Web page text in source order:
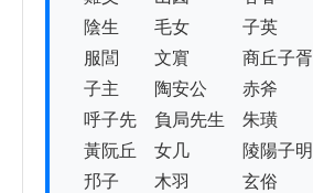
陰生　　毛女　　　子英
服閭　　文賔　　　商丘子胥
子主　　陶安公　　赤斧
呼子先　負局先生　朱璜
黃阮丘　女几　　　陵陽子明
䢴子　　木羽　　　玄俗